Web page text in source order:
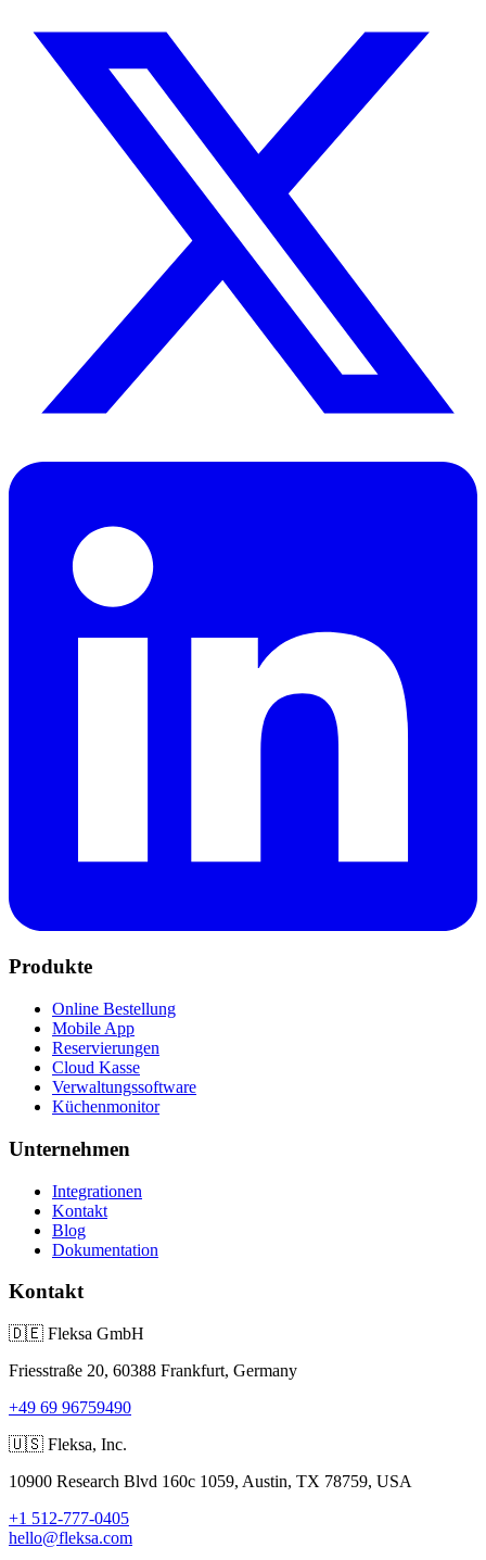
Produkte
Online Bestellung
Mobile App
Reservierungen
Cloud Kasse
Verwaltungssoftware
Küchenmonitor
Unternehmen
Integrationen
Kontakt
Blog
Dokumentation
Kontakt
🇩🇪 Fleksa GmbH
Friesstraße 20, 60388 Frankfurt, Germany
+49 69 96759490
🇺🇸 Fleksa, Inc.
10900 Research Blvd 160c 1059, Austin, TX 78759, USA
+1 512-777-0405
hello@fleksa.com